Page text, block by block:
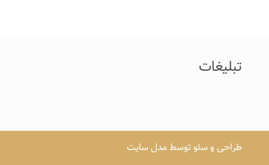
تبلیغات
طراحی و سئو توسط مدل سایت